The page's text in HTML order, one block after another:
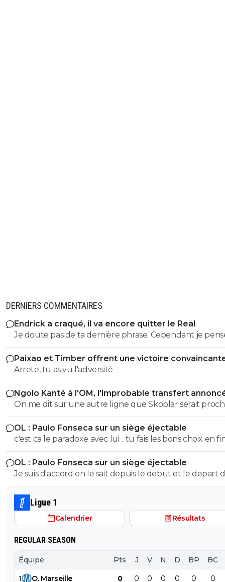
DERNIERS COMMENTAIRES
Endrick a craqué, il va encore quitter le Real
Je doute pas de ta dernière phrase. Cependant je pense
qu'on a d'autres problèmes en ce moment que ca.
Paixao et Timber offrent une victoire
l'OM
Arrete, tu as vu l'adversité
Ngolo Kanté à l'OM, l'improbable transfert
Turquie
On me dit sur une autre ligne que Skoblar serait
remettre les crampons.
OL : Paulo Fonseca sur un siège éjectable
c'est ca le paradoxe avec lui .. tu fais les bons choix en
saison t'es 3eme ...
OL : Paulo Fonseca sur un siège éjectable
Je suis d'accord on le sait depuis le debut et le depart
moriera a finalement encore plus affaibli le groupe
pouvait le penser ... Mais l argent c'est plus important
.. car juste une qualif te permet de gagner plus qu'un
de c3
Ligue 1
Calendrier Résultats
REGULAR SEASON
Équipe Pts J V N D BP BC
1 O. Marseille 0 0 0 0 0 0 0